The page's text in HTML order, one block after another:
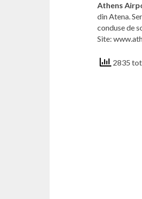
Athens
din Atena.
conduse de
Site:
2835